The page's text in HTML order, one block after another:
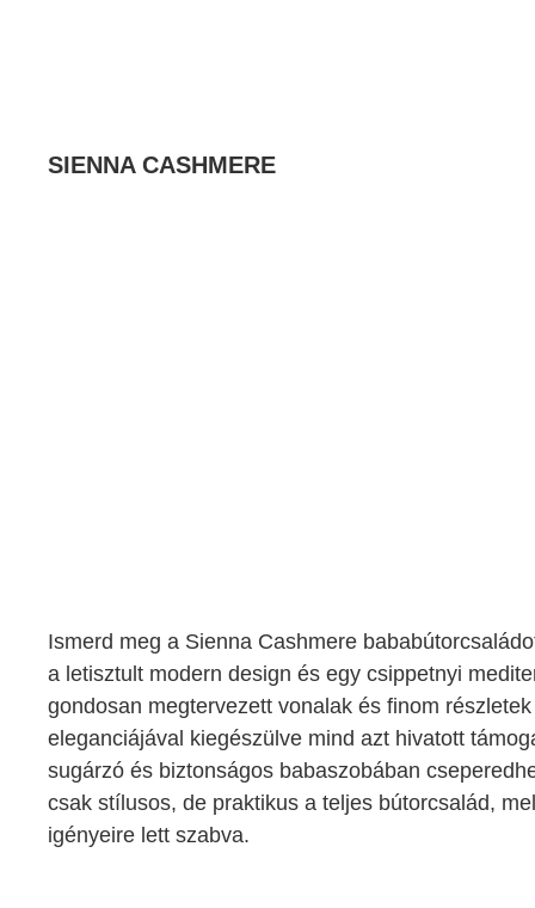
SIENNA CASHMERE
Ismerd meg a Sienna Cashmere
a letisztult modern design és egy csippetnyi
gondosan megtervezett vonalak és finom
eleganciájával kiegészülve mind azt hivatott
sugárzó és biztonságos babaszobában
csak stílusos, de praktikus a teljes bútorcsalád,
igényeire lett szabva.